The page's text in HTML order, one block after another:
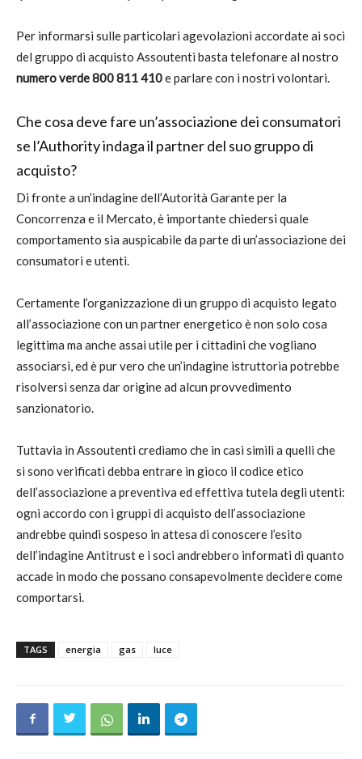
Per informarsi sulle particolari agevolazioni accordate ai soci
del gruppo di acquisto Assoutenti basta telefonare al nostro
numero verde 800 811 410e parlare con i nostri volontari.
Che cosa deve fare un’associazione dei consumatori
se l’Authority indaga il partner del suo gruppo di
acquisto?
Di fronte a un’indagine dell’Autorità Garante per la
Concorrenza e il Mercato, è importante chiedersi quale
comportamento sia auspicabile da parte di un’associazione dei
consumatori e utenti.
Certamente l’organizzazione di un gruppo di acquisto legato
all’associazione con un partner energetico è non solo cosa
legittima ma anche assai utile per i cittadini che vogliano
associarsi, ed è pur vero che un’indagine istruttoria potrebbe
risolversi senza dar origine ad alcun provvedimento
sanzionatorio.
Tuttavia in Assoutenti crediamo che in casi simili a quelli che
si sono verificati debba entrare in gioco il codice etico
dell’associazione a preventiva ed effettiva tutela degli utenti:
ogni accordo con i gruppi di acquisto dell’associazione
andrebbe quindi sospeso in attesa di conoscere l’esito
dell’indagine Antitrust e i soci andrebbero informati di quanto
accade in modo che possano consapevolmente decidere come
comportarsi.
TAGS energia gas luce